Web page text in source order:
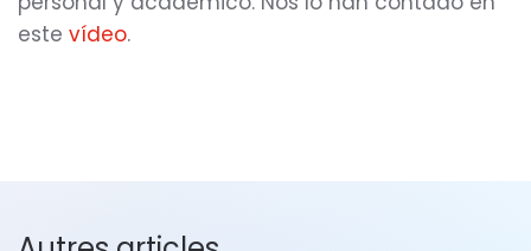
este vídeo.